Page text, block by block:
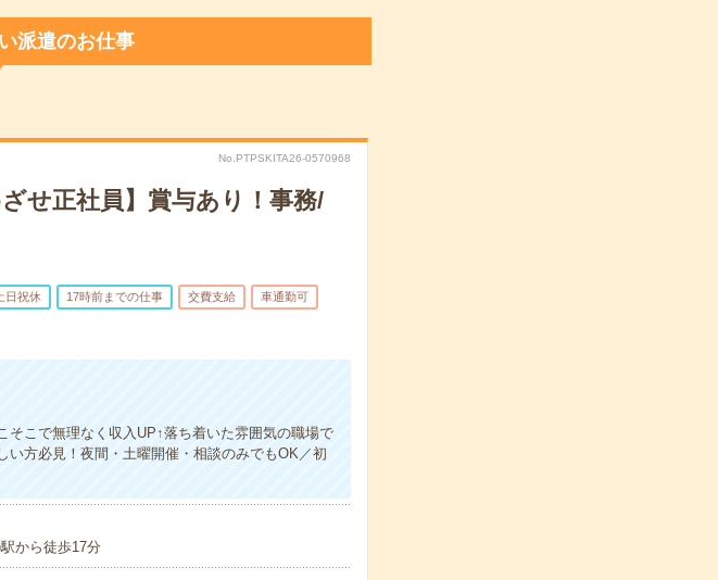
派遣のお仕事
No.PTPSKITA26-0570968
せ正社員】賞与あり！事務/
日祝休 17時前までの仕事 交費支給 車通勤可
こで無理なく収入UP↑落ち着いた雰囲気の職場で
方必見！夜間・土曜開催・相談のみでもOK／初
から徒歩17分